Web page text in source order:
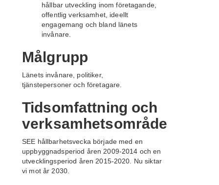
hållbar utveckling inom företagande,
offentligverksamhet, ideellt
engagemang och bland länets
invånare.
Målgrupp
Länets invånare, politiker,
tjänstepersoneroch företagare.
Tidsomfattning och
verksamhetsområde
SEE hållbarhetsvecka började med en
uppbyggnadsperiod åren 2009-2014 och en
utvecklingsperiod åren 2015-2020. Nu siktar
vi mot år 2030.